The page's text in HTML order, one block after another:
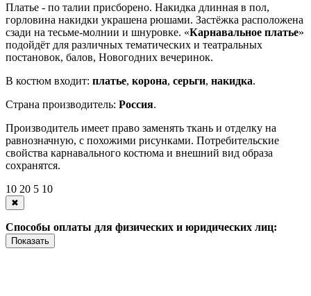
Платье - по талии присборено. Накидка длинная в пол,
горловина накидки украшена рюшами. Застёжка расположена
сзади на тесьме-молнии и шнуровке. «Карнавальное платье»
подойдёт для различных тематических и театральных
постановок, балов, Новогодних вечеринок.
В костюм входит: платье, корона, серьги, накидка.
Страна производитель: Россия.
Производитель имеет право заменять ткань и отделку на
равнозначную, с похожими рисунками. Потребительские
свойства карнавального костюма и внешний вид образа
сохранятся.
10 20 5 10
✖
Способы оплаты для физических и юридических лиц:
Показать